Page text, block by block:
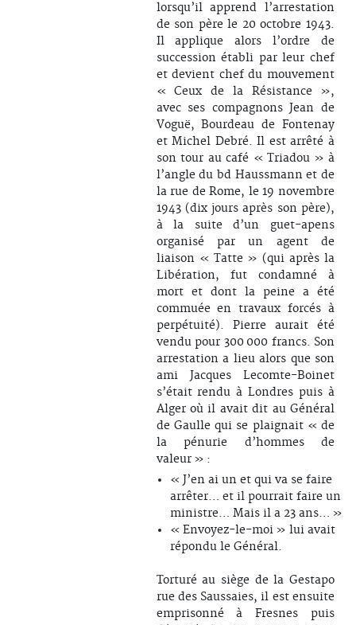
lorsqu’il apprend l’arrestation
de son père le 20 octobre 1943.
Il applique alors l’ordre de
succession établi par leur chef
et devient chef du mouvement
« Ceux de la Résistance »,
avec ses compagnons Jean de
Voguë, Bourdeau de Fontenay
et Michel Debré. Il est arrêté à
son tour au café « Triadou » à
l’angle du bd Haussmann et de
la rue de Rome, le 19 novembre
1943 (dix jours après son père),
à la suite d’un guet-apens
organisé par un agent de
liaison « Tatte » (qui après la
Libération, fut condamné à
mort et dont la peine a été
commuée en travaux forcés à
perpétuité). Pierre aurait été
vendu pour 300 000 francs. Son
arrestation a lieu alors que son
ami Jacques Lecomte-Boinet
s’était rendu à Londres puis à
Alger où il avait dit au Général
de Gaulle qui se plaignait « de
la pénurie d’hommes de
valeur » :
« J’en ai un et qui va se faire
arrêter… et il pourrait faire un
ministre… Mais il a 23 ans… »
« Envoyez-le-moi » lui avait
répondu le Général.
Torturé au siège de la Gestapo
rue des Saussaies, il est ensuite
emprisonné à Fresnes puis